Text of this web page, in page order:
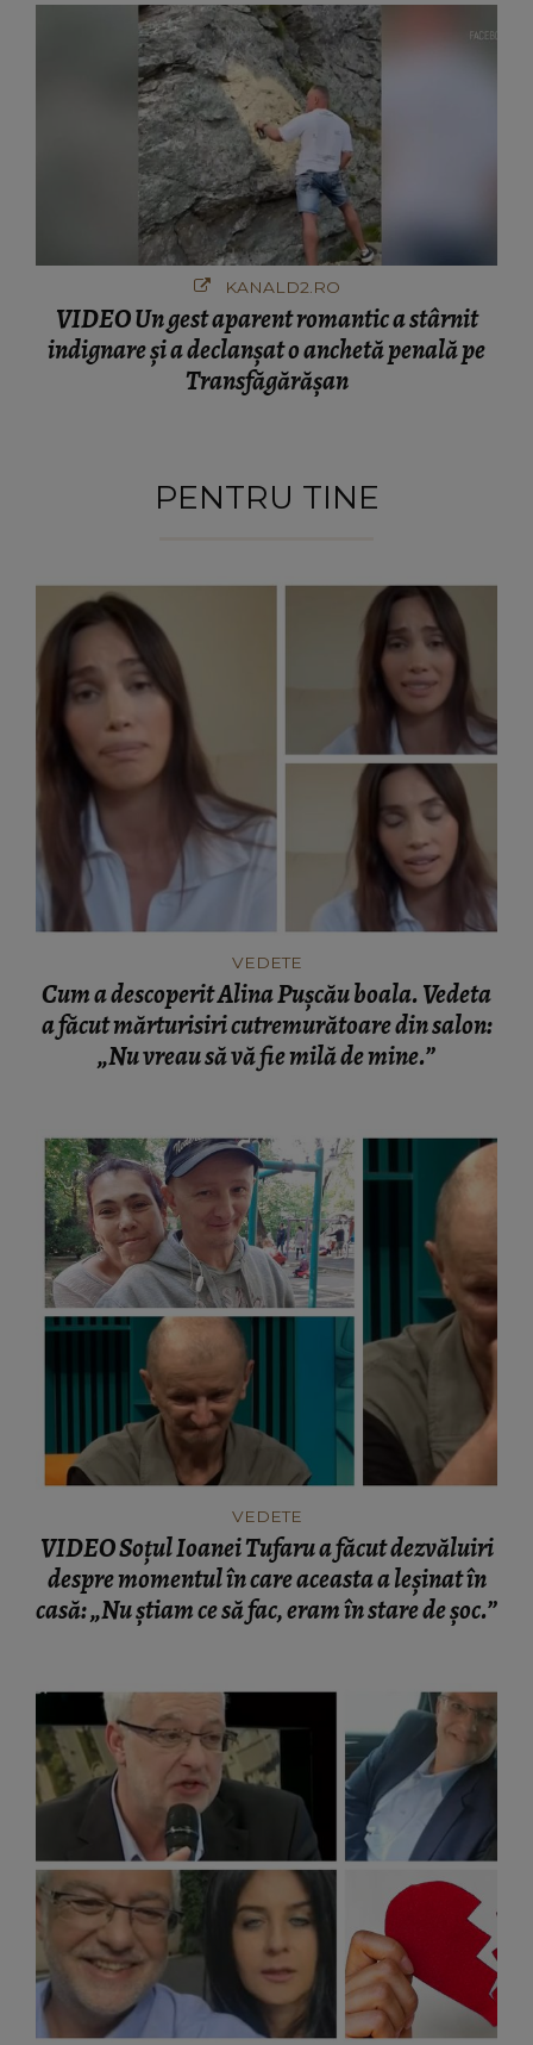
KANALD2.RO
VIDEO Un gest aparent romantic a stârnit
indignare și a declanșat o anchetă penală pe
Transfăgărășan
PENTRU TINE
VEDETE
Cum a descoperit Alina Pușcău boala. Vedeta
a făcut mărturisiri cutremurătoare din salon:
„Nu vreau să vă fie milă de mine.”
VEDETE
VIDEO Soțul Ioanei Tufaru a făcut dezvăluiri
despre momentul în care aceasta a leșinat în
casă: „Nu știam ce să fac, eram în stare de șoc.”